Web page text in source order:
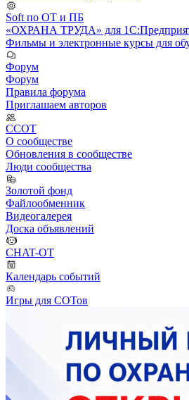
Soft по ОТ и ПБ
«ОХРАНА ТРУДА» для
Фильмы и электронные курсы для
Форум
Форум
Правила форума
Приглашаем авторов
ССОТ
О сообществе
Обновления в сообществе
Люди сообщества
Золотой фонд
Файлообменник
Видеогалерея
Доска объявлений
CHAT-OT
Календарь событий
Игры для СОТов